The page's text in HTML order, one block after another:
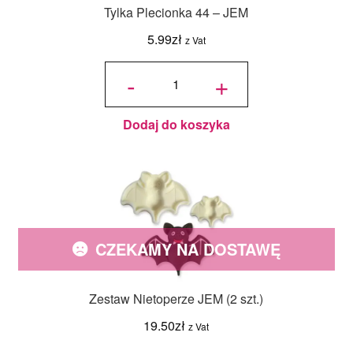
Tylka Plecionka 44 – JEM
5.99zł z Vat
-
ilość
44 - JEM +
Dodaj do koszyka
Zestaw Nietoperze JEM (2 szt.)
19.50zł z Vat
CZEKAMY NA DOSTAWĘ